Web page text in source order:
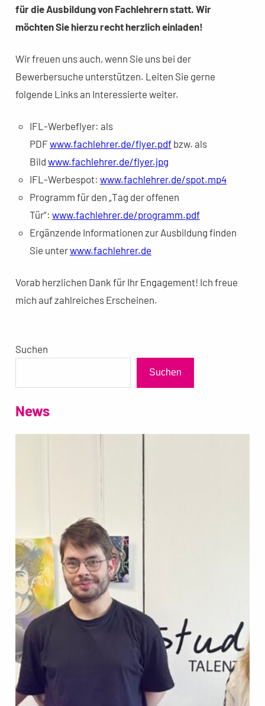
für die Ausbildung von Fachlehrern statt. Wir
möchten Sie hierzu recht herzlich einladen!
Wir freuen uns auch, wenn Sie uns bei der
Bewerbersuche unterstützen. Leiten Sie gerne
folgende Links an Interessierte weiter.
IFL-Werbeflyer: als
PDFwww.fachlehrer.de/flyer.pdfbzw. als
Bild www.fachlehrer.de/flyer.jpg
IFL-Werbespot: www.fachlehrer.de/spot.mp4
Programm für den „Tag der offenen
Tür“: www.fachlehrer.de/programm.pdf
Ergänzende Informationen zur Ausbildung finden
Sie unterwww.fachlehrer.de
Vorab herzlichen Dank für Ihr Engagement! Ich freue
mich auf zahlreiches Erscheinen.
Suchen
Suchen
News